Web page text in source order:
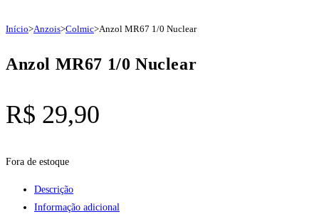
Início>Anzois>Colmic>Anzol MR67 1/0 Nuclear
Anzol MR67 1/0 Nuclear
R$ 29,90
Fora de estoque
Descrição
Informação adicional